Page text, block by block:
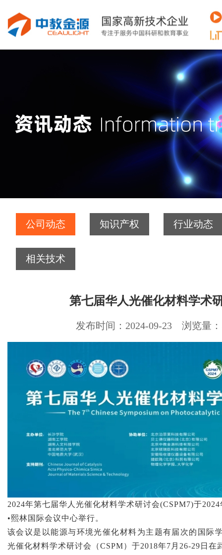
公司动态 知识产权 行业动态
相关技术
第七届华人光催化材料学术
发布时间：2024-09-23 浏览量：
2024年第七届华人光催化材料学术研讨会(CSPM7)于
•熙林国际会议中心举行。
该会议是以能源与环境光催化材料为主题有届次的国际
光催化材料学术研讨会（CSPM）于2018年7月26-29日在